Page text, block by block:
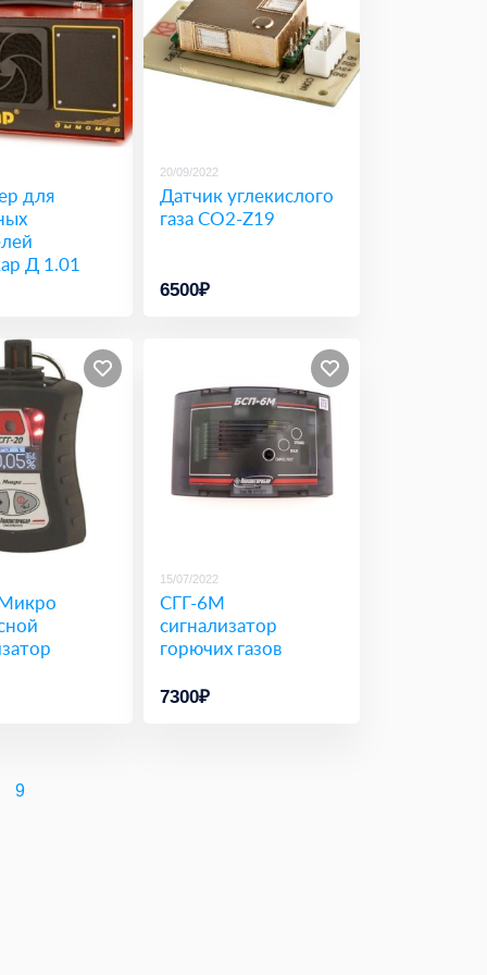
для
Д 1.01
20/09/2022
Датчик углекислого
газа CO2-Z19
6500₽
15/07/2022
СГГ-6М
сигнализатор
горючих газов
7300₽
9